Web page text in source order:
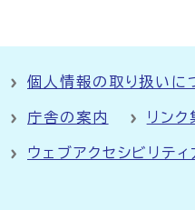
個人情報の取り扱いに
庁舎の案内 リンク
ウェブアクセシビリティ